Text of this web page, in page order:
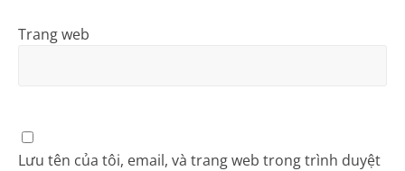
Trang web
Lưu tên của tôi, email, và trang web trong trình duyệt